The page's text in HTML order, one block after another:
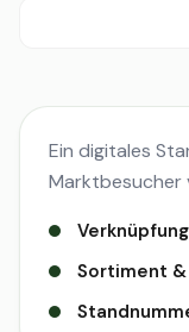
Ein digitales
Marktbesucher
Sortiment